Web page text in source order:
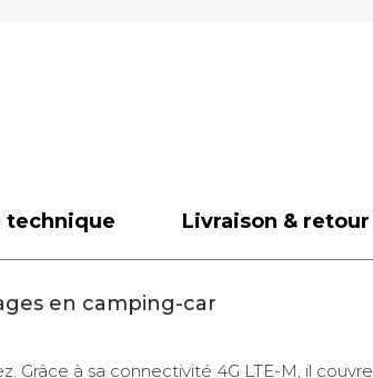
technique Livraison & retour
en camping-car
Grâce à sa connectivité 4G LTE-M, il